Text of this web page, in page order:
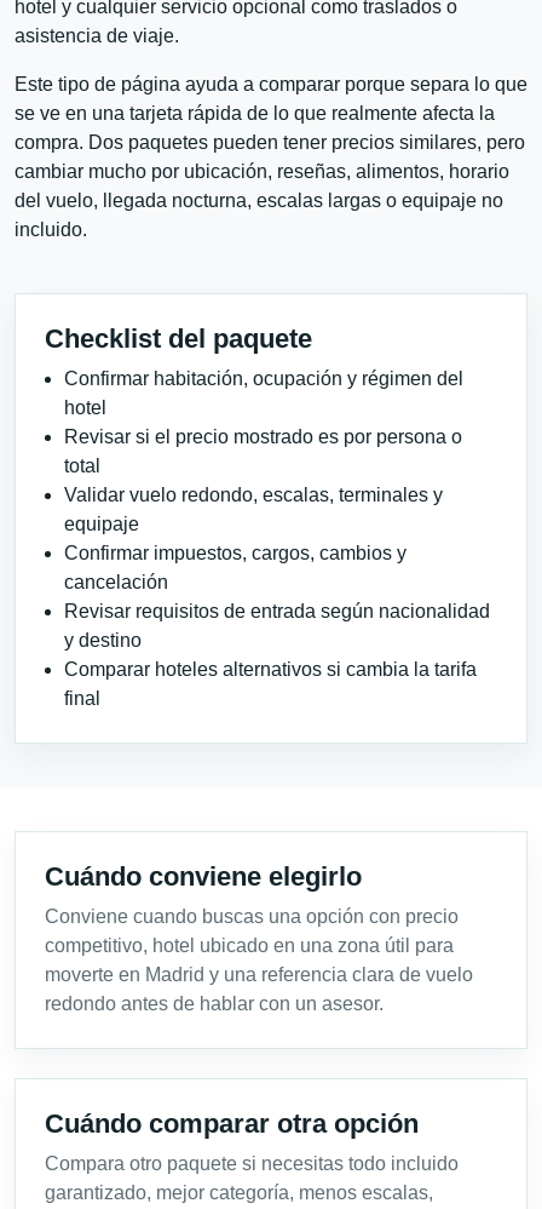
hotel y cualquier servicio opcional como traslados o
asistencia de viaje.
Este tipo de página ayuda a comparar porque separa lo que
se ve en una tarjeta rápida de lo que realmente afecta la
compra. Dos paquetes pueden tener precios similares, pero
cambiar mucho por ubicación, reseñas, alimentos, horario
del vuelo, llegada nocturna, escalas largas o equipaje no
incluido.
Checklist del paquete
Confirmar habitación, ocupación y régimen del
hotel
Revisar si el precio mostrado es por persona o
total
Validar vuelo redondo, escalas, terminales y
equipaje
Confirmar impuestos, cargos, cambios y
cancelación
Revisar requisitos de entrada según nacionalidad
y destino
Comparar hoteles alternativos si cambia la tarifa
final
Cuándo conviene elegirlo
Conviene cuando buscas una opción con precio
competitivo, hotel ubicado en una zona útil para
moverte en Madrid y una referencia clara de vuelo
redondo antes de hablar con un asesor.
Cuándo comparar otra opción
Compara otro paquete si necesitas todo incluido
garantizado, mejor categoría, menos escalas,